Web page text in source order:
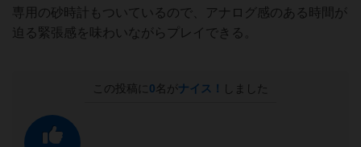
専用の砂時計もついているので、アナログ感のある時間が
迫る緊張感を味わいながらプレイできる。
この投稿に 0名がナイス！ しました